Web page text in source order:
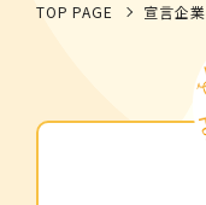
TOP PAGE 宣言企業